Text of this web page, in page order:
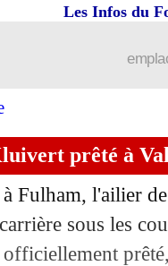
Les Infos du
prêté à
Fulham, l'ailier
sous les
monte au
Fofana n'a pas
Schreuder a
vers une